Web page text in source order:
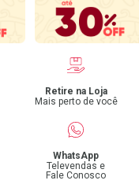
Retire na Loja
Mais perto de você
WhatsApp
Televendas e
Fale Conosco